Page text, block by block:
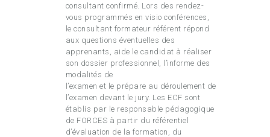
consultant confirmé. Lors des rendez-
vous programmés en visio conférences,
le consultant formateur référent répond
aux questions éventuelles des
apprenants, aide le candidat à réaliser
son dossier professionnel, l’informe des
modalités de
l’examen et le prépare au déroulement de
l’examen devant le jury. Les ECF sont
établis par le responsable pédagogique
de FORCES à partir du référentiel
d’évaluation de la formation, du